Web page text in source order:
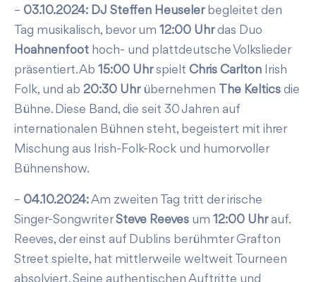
– 03.10.2024: DJ Steffen Heuselerbegleitet den
Tag musikalisch, bevor um 12:00 Uhrdas Duo
Hoahnenfoot hoch- und plattdeutsche Volkslieder
präsentiert. Ab 15:00 Uhrspielt Chris Carlton Irish
Folk, und ab 20:30 Uhrübernehmen The Keltics die
Bühne. Diese Band, die seit 30 Jahren auf
internationalen Bühnen steht, begeistert mit ihrer
Mischung aus Irish-Folk-Rock und humorvoller
Bühnenshow.
– 04.10.2024:Am zweiten Tag tritt der irische
Singer-SongwriterSteve Reeves um 12:00 Uhrauf.
Reeves, der einst auf Dublins berühmter Grafton
Street spielte, hat mittlerweile weltweit Tourneen